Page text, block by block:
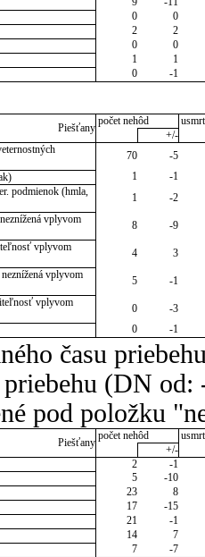
0
0
2
2
0
0
1
1
0 -1
Piešťany
počet nehôd
+/-
70
-5
1
-1
podmienok (hmla,
1
-2
vplyvom
8
-9
vplyvom
4
3
vplyvom
5
-1
vplyvom
0
-3
0 -1
času
priebehu (DN
pod položku
Piešťany
počet nehôd
+/-
2
-1
5
-10
23
8
17
-15
21
-1
14
7
7 -7